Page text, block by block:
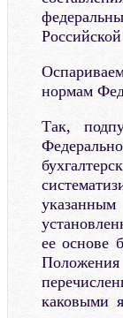
нормам
Так,
ее основе
каковыми